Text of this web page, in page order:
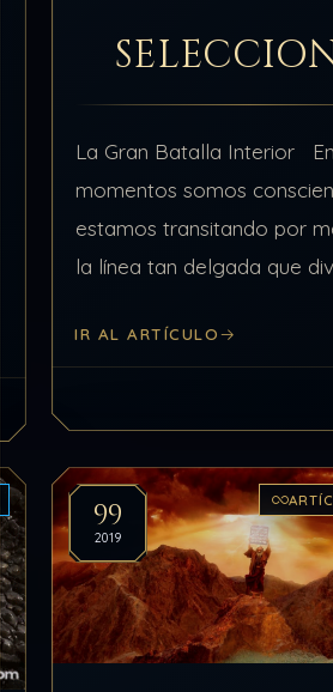
La Gran Batalla Interior
momentos somos
estamos transitando por
la línea tan delgada que
opuestos, entre la 33 y la
IR AL ARTÍCULO
99
2019